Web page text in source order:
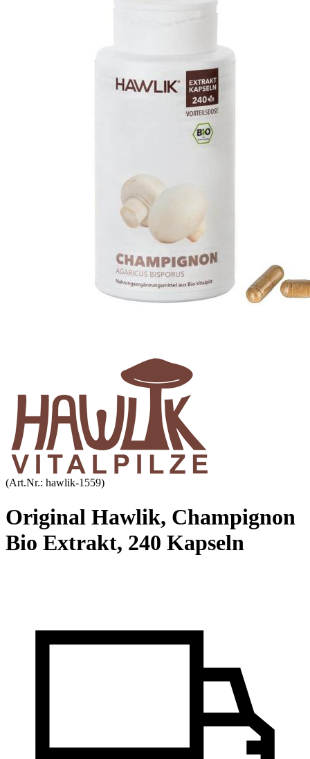
(Art.Nr.: hawlik-1559)
Original Hawlik, Champignon
Bio Extrakt, 240 Kapseln